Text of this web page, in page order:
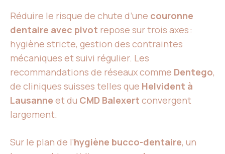
Réduire le risque de chute d’une couronne
dentaire avec pivot repose sur trois axes :
hygiène stricte, gestion des contraintes
mécaniques et suivi régulier. Les
recommandations de réseaux comme Dentego,
de cliniques suisses telles que Helvident à
Lausanne et du CMD Balexert convergent
largement.
Sur le plan de l’hygiène bucco-dentaire, un